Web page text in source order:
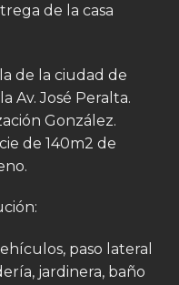
de la casa
de la ciudad de
Av. José Peralta.
González.
de 140m2 de
paso lateral
jardinera, baño